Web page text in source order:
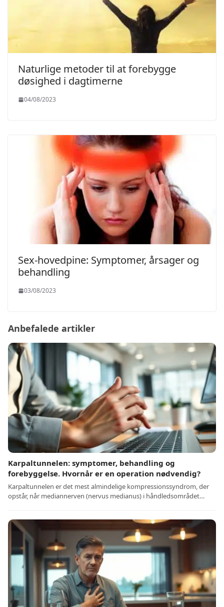
Naturlige metoder til at forebygge
døsighed i dagtimerne
04/08/2023
Sex-hovedpine: Symptomer, årsager og
behandling
03/08/2023
Anbefalede artikler
Karpaltunnelen: symptomer, behandling og
forebyggelse. Hvornår er en operation nødvendig?
Karpaltunnelen er det mest almindelige kompressionssyndrom, der
opstår, når mediannerven (nervus medianus) i håndledsområdet…